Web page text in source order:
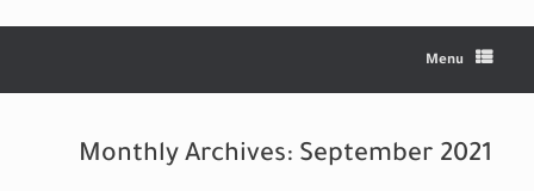
Menu
Monthly Archives: September 2021